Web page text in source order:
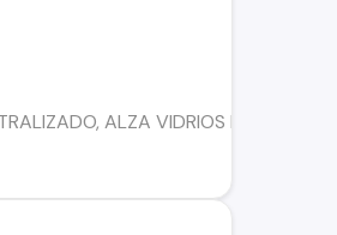
ALZA VIDRIOS